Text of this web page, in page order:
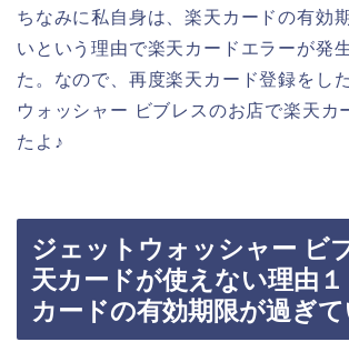
ちなみに私自身は、楽天カードの有効
いという理由で楽天カードエラーが発
た。なので、再度楽天カード登録をし
ウォッシャー ビブレスのお店で楽天カ
たよ♪
ジェットウォッシャー ビ
天カードが使えない理由
カードの有効期限が過ぎて